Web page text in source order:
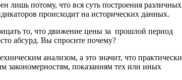
лишь потому, что вся суть построения различных
происходит на исторических данных.
то, что движение цены за прошлой период
абсурд. Вы спросите почему?
анализом, а это значит, что практически
закономерностям, показаниям тех или иных